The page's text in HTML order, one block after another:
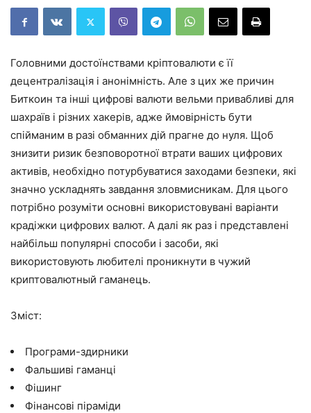
Головними достоїнствами кріптовалюти є її
децентралізація і анонімність. Але з цих же причин
Биткоин та інші цифрові валюти вельми привабливі для
шахраїв і різних хакерів, адже ймовірність бути
спійманим в разі обманних дій прагне до нуля. Щоб
знизити ризик безповоротної втрати ваших цифрових
активів, необхідно потурбуватися заходами безпеки, які
значно ускладнять завдання зловмисникам. Для цього
потрібно розуміти основні використовувані варіанти
крадіжки цифрових валют. А далі як раз і представлені
найбільш популярні способи і засоби, які
використовують любителі проникнути в чужий
криптовалютный гаманець.
Зміст:
Програми-здирники
Фальшиві гаманці
Фішинг
Фінансові піраміди